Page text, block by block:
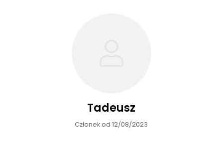
Tadeusz
Członek od 12/08/2023